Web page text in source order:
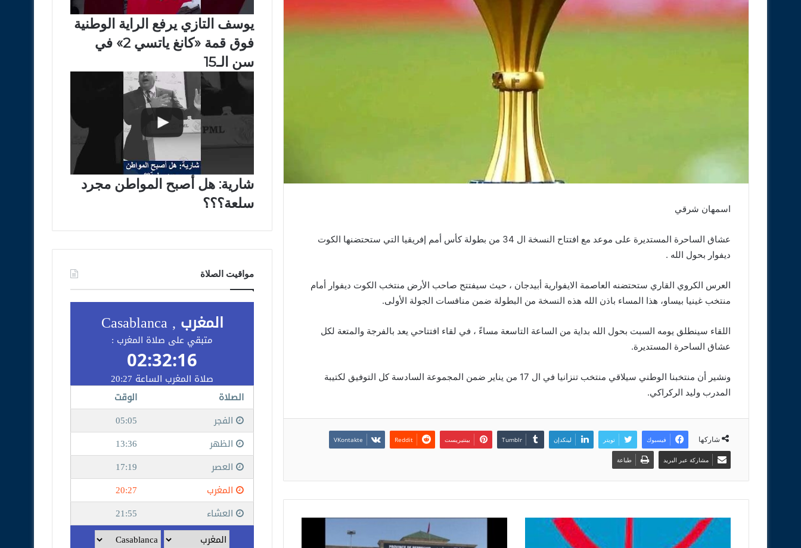
اسمهان شرقي
عشاق الساحرة المستديرة على موعد مع افتتاح النسخة ال 34 من بطولة كأس أمم إفريقيا التي ستحتضنها الكوت
ديفوار بحول الله .
العرس الكروي القاري ستحتضنه العاصمة الايفوارية أبيدجان ، حيث سيفتتح صاحب الأرض منتخب الكوت ديفوار أمام
منتخب غينيا بيساو، هذا المساء باذن الله هذه النسخة من البطولة ضمن منافسات الجولة الأولى.
اللقاء سينطلق يومه السبت بحول الله بداية من الساعة التاسعة مساءً ، في لقاء افتتاحي يعد بالفرجة والمتعة لكل
عشاق الساحرة المستديرة.
ونشير أن منتخبنا الوطني سيلاقي منتخب تنزانيا في ال 17 من يناير ضمن المجموعة السادسة كل التوفيق لكتيبة
المدرب وليد الركراكي.
شاركها فيسبوك تويتر لينكدإن بينتيريست
مشاركة عبر البريد طباعة
يوسف التازي يرفع الراية الوطنية
فوق قمة «كانغ ياتسي 2» في
سن الـ15
شارية: هل أصبح المواطن مجرد
سلعة؟؟؟
مواقيت الصلاة